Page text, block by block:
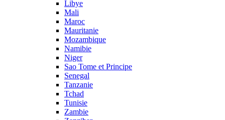
Libye
Mali
Maroc
Mauritanie
Mozambique
Namibie
Niger
Sao Tome et Principe
Senegal
Tanzanie
Tchad
Tunisie
Zambie